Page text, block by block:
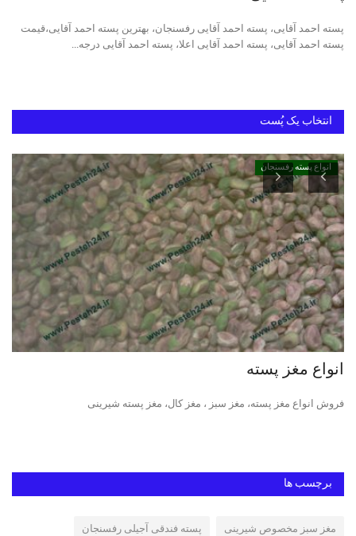
خرید پسته رفسنجان
پسته احمد آقایی، پسته احمد آقایی رفسنجان، بهترین پسته احمد آقایی،قیمت
پسته احمد آقایی، پسته احمد آقایی اعلا، پسته احمد آقایی درجه...
انتخاب یک پُست
انواع پسته رفسنجان
انواع مغز پسته
فروش انواع مغز پسته، مغز سبز ، مغز کال، مغز پسته شیرینی
برچسب ها
مغز سبز مخصوص شیرینی پسته فندقی آجیلی رفسنجان